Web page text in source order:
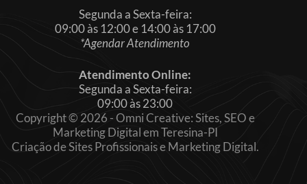
Segunda a Sexta-feira:
09:00 às 12:00 e 14:00 às 17:00
*Agendar Atendimento
Atendimento Online:
Segunda a Sexta-feira:
09:00 às 23:00
Copyright © 2026 - Omni Creative: Sites, SEO e
Marketing Digital em Teresina-PI
Criação de Sites Profissionais e Marketing Digital.